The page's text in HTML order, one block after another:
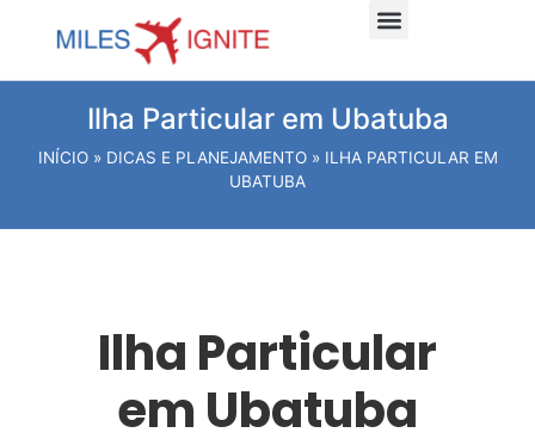
Ilha Particular em Ubatuba
INÍCIO» DICAS E PLANEJAMENTO» ILHA PARTICULAR EM
UBATUBA
Ilha Particular
em Ubatuba